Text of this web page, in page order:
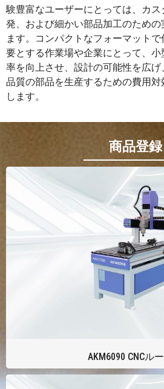
験豊富なユーザーにとっては、カ
発、および細かい部品加工のための
ます。コンパクトなフォーマット
要とする作業場や企業にとって、小
率を向上させ、設計の可能性を広
品質の部品を生産するための費用
します。
商品登録
AKM6090 CNCル